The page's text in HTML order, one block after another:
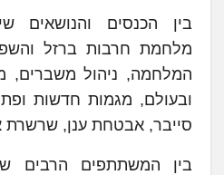
בין הכנסים והנושאים
המלחמה, ניהול משברים,
ובעולם, מגמות חדשות
סייבר, אבטחת ענן, שרשרת
בין המשתתפים הרבים